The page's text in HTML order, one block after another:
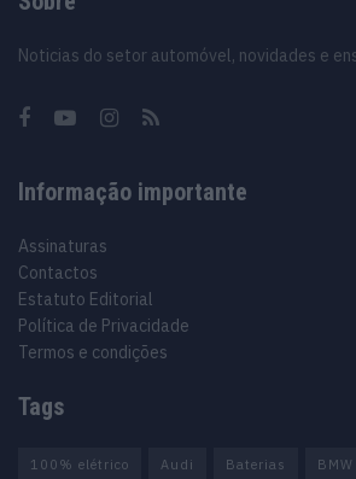
Noticias do setor automóvel, novidades e
Informação importante
Assinaturas
Contactos
Estatuto Editorial
Política de Privacidade
Termos e condições
Tags
100% elétrico Audi Baterias BMW